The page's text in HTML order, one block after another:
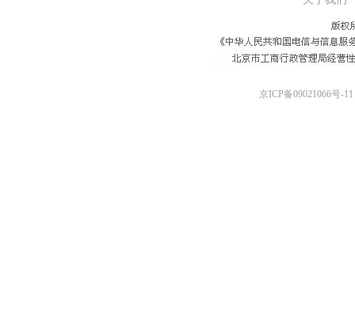
京ICP备09021066号-11